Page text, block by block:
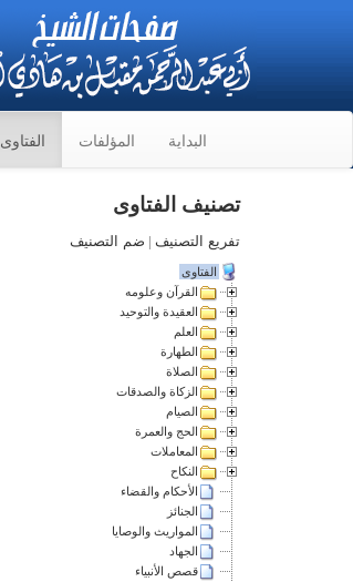
البداية المؤلفات الفتاوى
تصنيف الفتاوى
تفريع التصنيف | ضم التصنيف
الفتاوى
القرآن وعلومه
العقيدة والتوحيد
العلم
الطهارة
الصلاة
الزكاة والصدقات
الصيام
الحج والعمرة
المعاملات
النكاح
الأحكام والقضاء
الجنائز
المواريث والوصايا
الجهاد
قصص الأنبياء